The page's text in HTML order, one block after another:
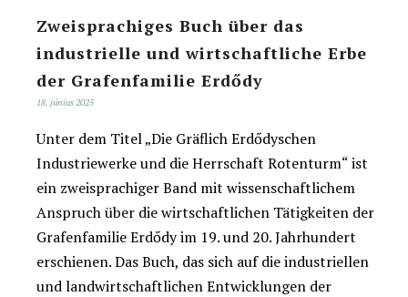
Zweisprachiges Buch über das
industrielle und wirtschaftliche Erbe
der Grafenfamilie Erdődy
18. június 2025
Unter dem Titel „Die Gräflich Erdődyschen
Industriewerke und die Herrschaft Rotenturm“ ist
ein zweisprachiger Band mit wissenschaftlichem
Anspruch über die wirtschaftlichen Tätigkeiten der
Grafenfamilie Erdődy im 19. und 20. Jahrhundert
erschienen. Das Buch, das sich auf die industriellen
und landwirtschaftlichen Entwicklungen der